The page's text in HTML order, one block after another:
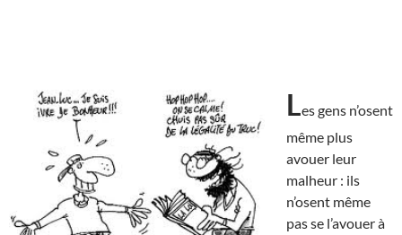
Les gens n’osent
même plus
avouer leur
malheur : ils
n’osent même
pas se l’avouer à